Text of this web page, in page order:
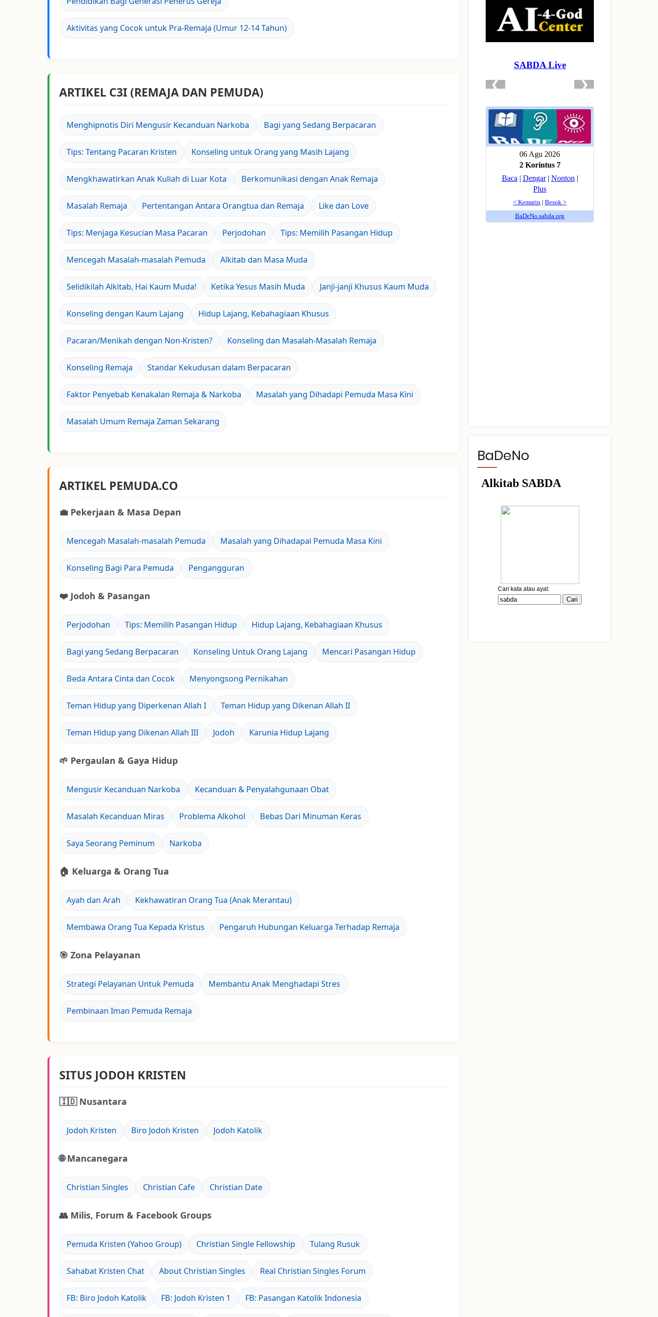
Aktivitas yang Cocok untuk Pra-Remaja (Umur 12-14 Tahun)
ARTIKEL C3I (REMAJA DAN PEMUDA)
Menghipnotis Diri Mengusir Kecanduan Narkoba Bagi yang Sedang Berpacaran
Tips: Tentang Pacaran Kristen Konseling untuk Orang yang Masih Lajang
Mengkhawatirkan Anak Kuliah di Luar Kota Berkomunikasi dengan Anak Remaja
Masalah Remaja Pertentangan Antara Orangtua dan Remaja Like dan Love
Tips: Menjaga Kesucian Masa Pacaran Perjodohan Tips: Memilih Pasangan Hidup
Mencegah Masalah-masalah Pemuda Alkitab dan Masa Muda
Selidikilah Alkitab, Hai Kaum Muda! Ketika Yesus Masih Muda Janji-janji Khusus Kaum Muda
Konseling dengan Kaum Lajang Hidup Lajang, Kebahagiaan Khusus
Pacaran/Menikah dengan Non-Kristen? Konseling dan Masalah-Masalah Remaja
Konseling Remaja Standar Kekudusan dalam Berpacaran
Faktor Penyebab Kenakalan Remaja & Narkoba Masalah yang Dihadapi Pemuda Masa Kini
Masalah Umum Remaja Zaman Sekarang
ARTIKEL PEMUDA.CO
💼 Pekerjaan & Masa Depan
Mencegah Masalah-masalah Pemuda Masalah yang Dihadapai Pemuda Masa Kini
Konseling Bagi Para Pemuda Pengangguran
❤️ Jodoh & Pasangan
Perjodohan Tips: Memilih Pasangan Hidup Hidup Lajang, Kebahagiaan Khusus
Bagi yang Sedang Berpacaran Konseling Untuk Orang Lajang Mencari Pasangan Hidup
Beda Antara Cinta dan Cocok Menyongsong Pernikahan
Teman Hidup yang Diperkenan Allah I Teman Hidup yang Dikenan Allah II
Teman Hidup yang Dikenan Allah III Jodoh Karunia Hidup Lajang
🌱 Pergaulan & Gaya Hidup
Mengusir Kecanduan Narkoba Kecanduan & Penyalahgunaan Obat
Masalah Kecanduan Miras Problema Alkohol Bebas Dari Minuman Keras
Saya Seorang Peminum Narkoba
🏠 Keluarga & Orang Tua
Ayah dan Arah Kekhawatiran Orang Tua (Anak Merantau)
Membawa Orang Tua Kepada Kristus Pengaruh Hubungan Keluarga Terhadap Remaja
🎯 Zona Pelayanan
Strategi Pelayanan Untuk Pemuda Membantu Anak Menghadapi Stres
Pembinaan Iman Pemuda Remaja
SITUS JODOH KRISTEN
🇮🇩 Nusantara
Jodoh Kristen Biro Jodoh Kristen Jodoh Katolik
🌐 Mancanegara
Christian Singles Christian Cafe Christian Date
👥 Milis, Forum & Facebook Groups
Pemuda Kristen (Yahoo Group) Christian Single Fellowship Tulang Rusuk
Sahabat Kristen Chat About Christian Singles Real Christian Singles Forum
FB: Biro Jodoh Katolik FB: Jodoh Kristen 1 FB: Pasangan Katolik Indonesia
BaDeNo